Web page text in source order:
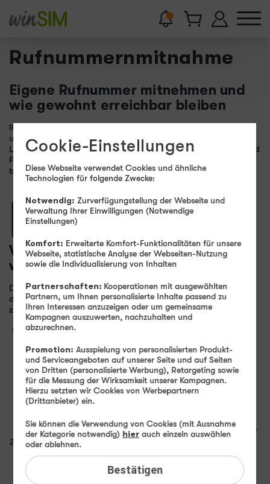
Rufnummern­mitnahme
Eigene Rufnummer mitnehmen und
wie gewohnt erreichbar bleiben
Ihre Rufnummer können Sie einfach zu winSIM mitnehmen,
unabhängig davon, ob Sie einen Prepaid- oder
Laufzeitvertrag haben. So bleiben Sie für Ihre Freundinnen und
Freunde, Familie und Geschäftskontakte jederzeit unter Ihrer
bisherigen Rufnummer erreichbar.
Wie nehme ich meine Rufnummer zu
winSIM mit?
Die Rufnummernmitnahme können Sie ganz einfach während
der Bestellung beauftragen. Dabei haben Sie die Auswahl
zwischen zwei Varianten der Rufnummernmitnahme:
Rufnummernmitnahme zum Vertragsende
Vertragsverhältnisses. Der Antrag auf
Rufnummernmitnahme ist in diesem Fall frühestens 120
Tage vor dem Vertragsende möglich. Haben Sie Ihren
Vertrag bereits gekündigt, ist die Mitnahme maximal bis
85 Tage nach Vertragsende möglich. Erstellen Sie ganz
Rufnummernmitnahme über unserenKündigungsgenerator
.
Sofortige Mitnahme der Rufnummer
Voraussetzung ist die bereits erfolgte Freigabe zur
"vorzeitigen Rufnummernmitnahme" innerhalb des
bisherigen Vertrages. Beauftragen Sie daher direkt
Cookie-Einstellungen
Diese Webseite verwendet Cookies und ähnliche
Technologien für folgende Zwecke:
Notwendig: Zurverfügungstellung der Webseite und
Verwaltung Ihrer Einwilligungen (Notwendige
Einstellungen)
Komfort: Erweiterte Komfort-Funktionalitäten für unsere
Webseite, statistische Analyse der Webseiten-Nutzung
sowie die Individualisierung von Inhalten
Partnerschaften: Kooperationen mit ausgewählten
Partnern, um Ihnen personalisierte Inhalte passend zu
Ihren Interessen anzuzeigen oder um gemeinsame
Kampagnen auszuwerten, nachzuhalten und
abzurechnen.
Promotion: Ausspielung von personalisierten Produkt-
und Serviceangeboten auf unserer Seite und auf Seiten
von Dritten (personalisierte Werbung), Retargeting sowie
für die Messung der Wirksamkeit unserer Kampagnen.
Hierzu setzten wir Cookies von Werbepartnern
(Drittanbieter) ein.
Sie können die Verwendung von Cookies (mit Ausnahme
der Kategorie notwendig) hier auch einzeln auswählen
oder ablehnen.
Bestätigen